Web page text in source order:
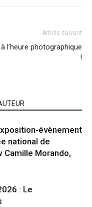
Article suivant
l’heure photographique
!
évènement
national de
Camille Morando,
: Le